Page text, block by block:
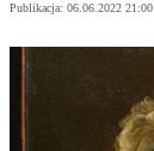
Publikacja: 06.06.2022 21:00